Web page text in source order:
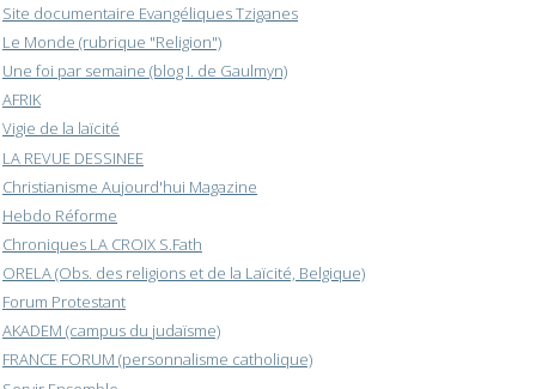
Site documentaire Evangéliques Tziganes
Le Monde (rubrique "Religion")
Une foi par semaine (blog I. de Gaulmyn)
AFRIK
Vigie de la laïcité
LA REVUE DESSINEE
Christianisme Aujourd'hui Magazine
Hebdo Réforme
Chroniques LA CROIX S.Fath
ORELA (Obs. des religions et de la Laïcité, Belgique)
Forum Protestant
AKADEM (campus du judaïsme)
FRANCE FORUM (personnalisme catholique)